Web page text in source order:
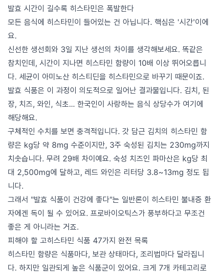
발효 시간이 길수록 히스타민은 폭발한다
모든 음식에 히스타민이 들어있는 건 아닙니다. 핵심은 '시간'이에
요.
신선한 생선회와 3일 지난 생선의 차이를 생각해보세요. 똑같은
참치인데, 시간이 지나면 히스타민 함량이 10배 이상 뛰어오릅니
다. 세균이 아미노산 히스티딘을 히스타민으로 바꾸기 때문이죠.
발효 식품은 이 과정이 의도적으로 일어난 결과물입니다. 김치, 된
장, 치즈, 와인, 식초... 한국인이 사랑하는 음식 상당수가 여기에
해당해요.
구체적인 수치를 보면 충격적입니다. 갓 담근 김치의 히스타민 함
량은 kg당 약 8mg 수준이지만, 3주 숙성된 김치는 230mg까지
치솟습니다. 무려 29배 차이예요. 숙성 치즈인 파마산은 kg당 최
대 2,500mg에 달하고, 레드 와인은 리터당 3.8~13mg 정도 됩
니다.
그래서 "발효 식품이 건강에 좋다"는 일반론이 히스타민 불내증 환
자에겐 독이 될 수 있어요. 프로바이오틱스가 풍부하다고 무조건
좋은 게 아니라는 거죠.
피해야 할 고히스타민 식품 47가지 완전 목록
히스타민 함량은 식품마다, 보관 상태마다, 조리법마다 달라집니
다. 하지만 일관되게 높은 식품군이 있어요. 크게 7개 카테고리로